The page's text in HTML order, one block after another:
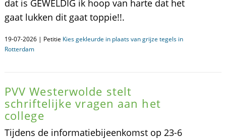
dat is GEWELDIG ik hoop van harte dat het
gaat lukken dit gaat toppie!!.
19-07-2026 | Petitie Kies gekleurde in plaats van grijze tegels in
Rotterdam
PVV Westerwolde stelt
schriftelijke vragen aan het
college
Tijdens de informatiebijeenkomst op 23-6